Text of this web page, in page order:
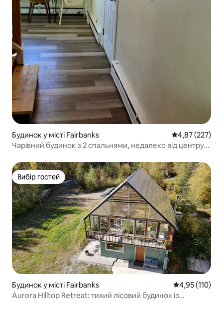
Будинок у місті Fairbanks Середня
4,87 (227)
Чарівний будинок з 2 спальнями, недалеко від центру
Вибір гостей
Вибір гостей
Будинок у місті Fairbanks Середня
4,95 (110)
Aurora Hilltop Retreat: тихий лісовий будинок із